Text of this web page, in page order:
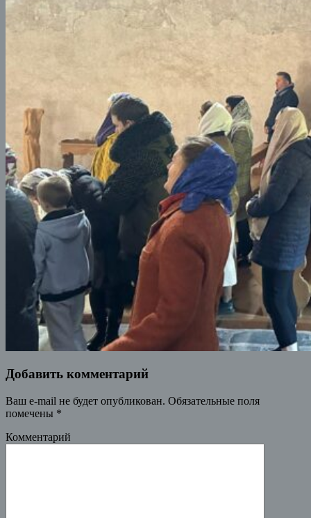
Добавить комментарий
Ваш e-mail не будет опубликован. Обязательные поля
помечены *
Комментарий